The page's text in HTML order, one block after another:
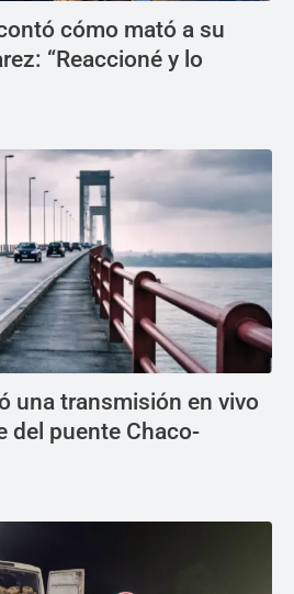
cómo mató a su
“Reaccioné y lo
una transmisión en vivo
del puente Chaco-